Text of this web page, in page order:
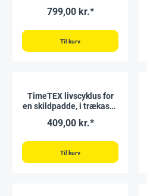
799,00 kr.*
Til kurv
TimeTEX livscyklus for
en skildpadde, i trækasse
409,00 kr.*
Til kurv